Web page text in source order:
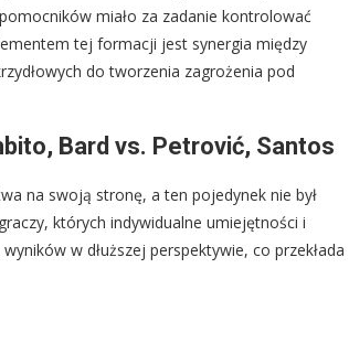
miało za zadanie kontrolować
tej formacji jest synergia między
do tworzenia zagrożenia pod
Bard vs. Petrović, Santos
na swoją stronę, a ten pojedynek nie był
których indywidualne umiejętności i
w dłuższej perspektywie, co przekłada